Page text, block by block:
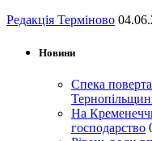
Редакція Терміново
Новини
Спека
На
господарство